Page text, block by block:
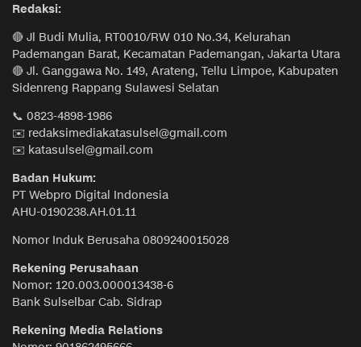
Redaksi:
🔴 Jl Budi Mulia, RT0010/RW 010 No.34, Kelurahan
Pademangan Barat, Kecamatan Pademangan, Jakarta Utara
🔴 Jl. Ganggawa No. 149, Arateng, Tellu Limpoe, Kabupaten
Sidenreng Rappang Sulawesi Selatan
📞 0823-4898-1986
✉️ redaksimediakatasulsel@gmail.com
✉️ katasulsel@gmail.com
Badan Hukum:
PT Webpro Digital Indonesia
AHU-0190238.AH.01.11
Nomor Induk Berusaha 0809240015028
Rekening Perusahaan
Nomor: 120.003.000013438-6
Bank Sulselbar Cab. Sidrap
Rekening Media Relations